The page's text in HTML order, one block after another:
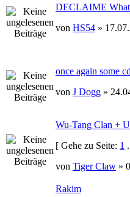
DECLAIME
von HS54 »
once again some
von J Dogg »
Wu-Tang Clan +
[ Gehe zu Seite: 1
von Tiger Claw »
Rakim